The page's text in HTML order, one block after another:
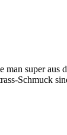
man super aus
Schmuck